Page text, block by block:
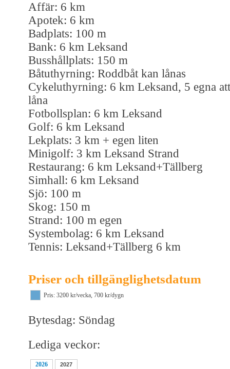
Affär: 6 km
Apotek: 6 km
Badplats: 100 m
Bank: 6 km Leksand
Busshållplats: 150 m
Båtuthyrning: Roddbåt kan lånas
Cykeluthyrning: 6 km Leksand, 5 egna att
låna
Fotbollsplan: 6 km Leksand
Golf: 6 km Leksand
Lekplats: 3 km + egen liten
Minigolf: 3 km Leksand Strand
Restaurang: 6 km Leksand+Tällberg
Simhall: 6 km Leksand
Sjö: 100 m
Skog: 150 m
Strand: 100 m egen
Systembolag: 6 km Leksand
Tennis: Leksand+Tällberg 6 km
Priser och tillgänglighetsdatum
Pris: 3200 kr/vecka, 700 kr/dygn
Bytesdag: Söndag
Lediga veckor:
2026 2027